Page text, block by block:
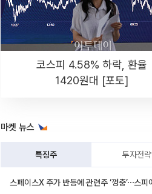
코스피 4.58% 하락, 환율
1420원대 [포토]
마켓 뉴스
특징주 투자전략